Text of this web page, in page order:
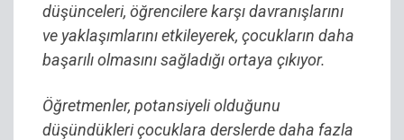
düşünceleri, öğrencilere karşı davranışlarını
ve yaklaşımlarını etkileyerek, çocukların daha
başarılı olmasını sağladığı ortaya çıkıyor.
Öğretmenler, potansiyeli olduğunu
düşündükleri çocuklara derslerde daha fazla